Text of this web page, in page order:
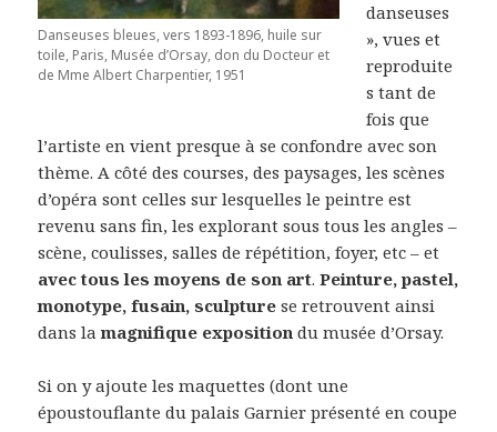
Danseuses bleues, vers 1893-1896, huile sur
toile, Paris, Musée d’Orsay, don du Docteur et
de Mme Albert Charpentier, 1951
danseuses
», vues et
reproduite
s tant de
fois que
l’artiste en vient presque à se confondre avec son
thème. A côté des courses, des paysages, les scènes
d’opéra sont celles sur lesquelles le peintre est
revenu sans fin, les explorant sous tous les angles –
scène, coulisses, salles de répétition, foyer, etc – et
avec tous les moyens de son art.Peinture, pastel,
monotype, fusain, sculpture se retrouvent ainsi
dans lamagnifique exposition du musée d’Orsay.
Si on y ajoute les maquettes (dont une
époustouflante du palais Garnier présenté en coupe